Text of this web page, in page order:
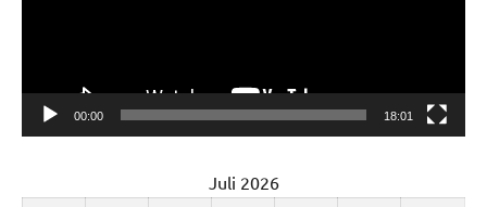
00:00 18:01
Juli 2026